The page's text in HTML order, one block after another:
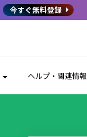
今すぐ無料登録
ヘルプ・関連情報